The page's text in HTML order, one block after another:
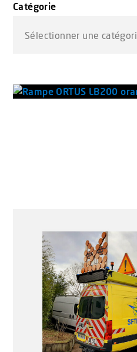
Catégorie
Sélectionner une